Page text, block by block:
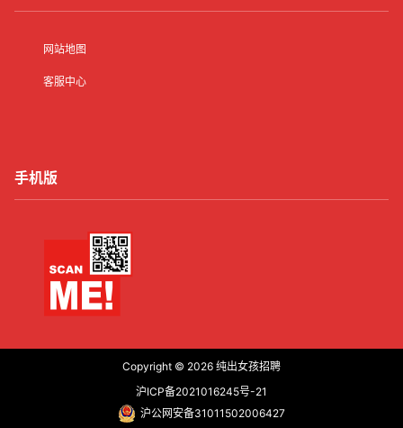
网站地图
客服中心
手机版
Copyright © 2026 纯出女孩招聘
沪ICP备2021016245号-21
沪公网安备31011502006427